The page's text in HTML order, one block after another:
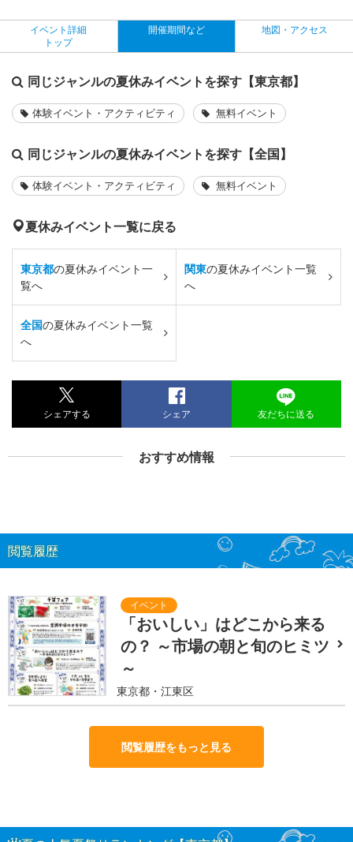
イベント詳細
トップ
開催期間など 地図・アクセス
同じジャンルの夏休みイベントを探す【東京都】
体験イベント・アクティビティ 無料イベント
同じジャンルの夏休みイベントを探す【全国】
体験イベント・アクティビティ 無料イベント
夏休みイベント一覧に戻る
東京都の夏休みイベント一
覧へ
関東の夏休みイベント一覧
へ
全国の夏休みイベント一覧
へ
シェアする シェア 友だちに送る
おすすめ情報
閲覧履歴
「おいしい」はどこから来る
の？ ～市場の朝と旬のヒミツ
～
東京都・江東区
閲覧履歴をもっと見る